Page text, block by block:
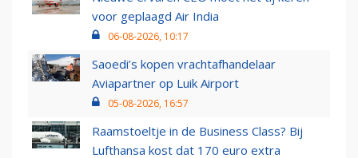
voor geplaagd Air India
06-08-2026, 10:17
Saoedi’s kopen vrachtafhandelaar
Aviapartner op Luik Airport
05-08-2026, 16:57
Raamstoeltje in de Business Class? Bij
Lufthansa kost dat 170 euro extra